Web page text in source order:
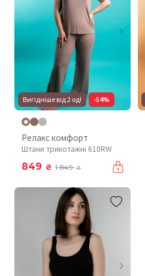
Вигідніше від 2 од! -54%
Релакс комфорт
Штани трикотажні 610RW
849 ₴ 1 849₴